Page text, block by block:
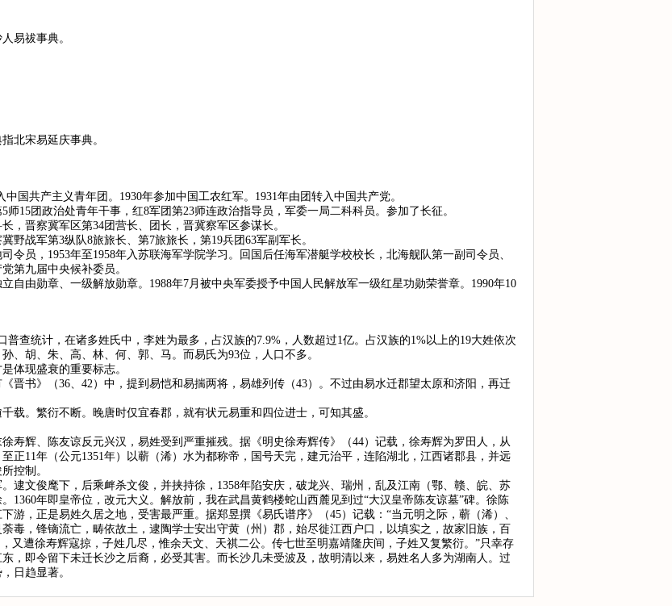
易祓事典。
北宋易延庆事典。
国共产主义青年团。1930年参加中国工农红军。1931年由团转入中国共产党。
15团政治处青年干事，红8军团第23师连政治指导员，军委一局二科科员。参加了长征。
，晋察冀军区第34团营长、团长，晋冀察军区参谋长。
野战军第3纵队8旅旅长、第7旅旅长，第19兵团63军副军长。
令员，1953年至1958年入苏联海军学院学习。回国后任海军潜艇学校校长，北海舰队第一副司令员、
第九届中央候补委员。
自由勋章、一级解放勋章。1988年7月被中央军委授予中国人民解放军一级红星功勋荣誉章。1990年10
普查统计，在诸多姓氏中，李姓为最多，占汉族的7.9%，人数超过1亿。占汉族的1%以上的19大姓依次
、胡、朱、高、林、何、郭、马。而易氏为93位，人口不多。
体现盛衰的重要标志。
晋书》（36、42）中，提到易恺和易揣两将，易雄列传（43）。不过由易水迁郡望太原和济阳，再迁
载。繁衍不断。晚唐时仅宜春郡，就有状元易重和四位进士，可知其盛。
寿辉、陈友谅反元兴汉，易姓受到严重摧残。据《明史徐寿辉传》（44）记载，徐寿辉为罗田人，从
正11年（公元1351年）以蕲（浠）水为都称帝，国号天完，建元治平，连陷湖北，江西诸郡县，并远
控制。
逮文俊麾下，后乘衅杀文俊，并挟持徐，1358年陷安庆，破龙兴、瑞州，乱及江南（鄂、赣、皖、苏
1360年即皇帝位，改元大义。解放前，我在武昌黄鹤楼蛇山西麓见到过“大汉皇帝陈友谅墓”碑。徐陈
游，正是易姓久居之地，受害最严重。据郑昱撰《易氏谱序》（45）记载：“当元明之际，蕲（浠）、
毒，锋镝流亡，畴依故土，逮陶学士安出守黄（州）郡，始尽徙江西户口，以填实之，故家旧族，百
又遭徐寿辉寇掠，子姓几尽，惟余天文、天祺二公。传七世至明嘉靖隆庆间，子姓又复繁衍。”只幸存
，即令留下未迁长沙之后裔，必受其害。而长沙几未受波及，故明清以来，易姓名人多为湖南人。过
日趋显著。